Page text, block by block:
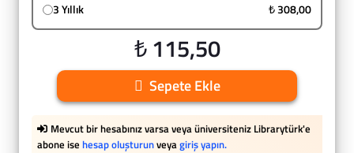
3 Yıllık ₺ 308,00
₺ 115,50
Sepete Ekle
Mevcut bir hesabınız varsa veya üniversiteniz Librarytürk'e
abone ise hesap oluşturunveyagiriş yapın.